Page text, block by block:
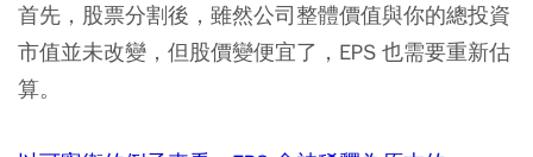
首先，股票分割後，雖然公司整體價值與你的總投資
市值並未改變，但股價變便宜了，EPS 也需要重新估
算。